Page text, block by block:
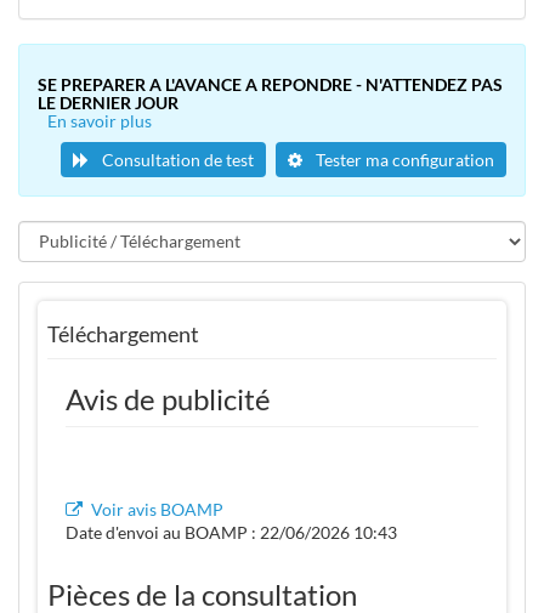
SE PREPARER A L'AVANCE A REPONDRE - N'ATTENDEZ PAS
LE DERNIER JOUR
En savoir plus
Tester ma configuration
Consultation de test
Téléchargement
Avis de publicité
Voir avis BOAMP
Date d'envoi au BOAMP : 22/06/2026 10:43
Pièces de la consultation